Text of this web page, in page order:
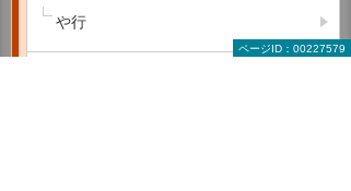
ページID：00227579
や行